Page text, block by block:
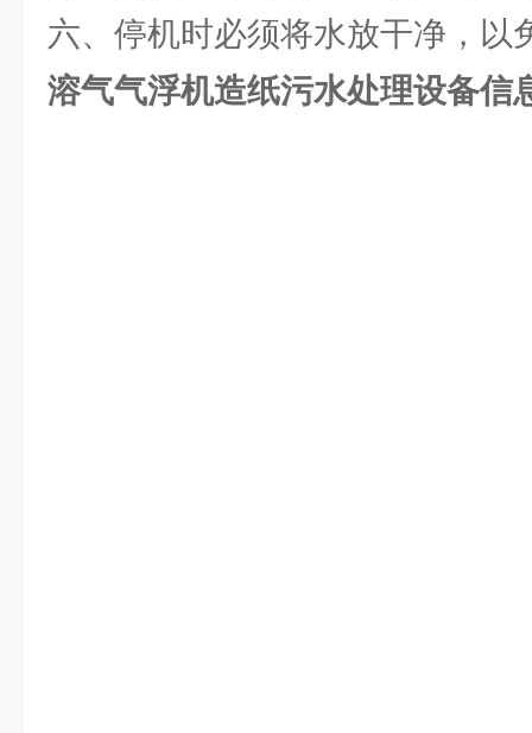
六、停机时必须将水放干净，以
溶气气浮机造纸污水处理设备信